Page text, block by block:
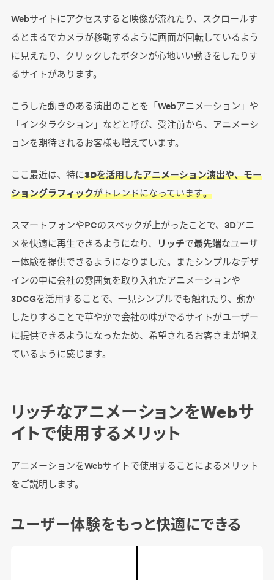
Webサイトにアクセスすると映像が流れたり、スクロールす
るとまるでカメラが移動するように画面が回転しているよう
に見えたり、クリックしたボタンが心地いい動きをしたりす
るサイトがあります。
こうした動きのある演出のことを「Webアニメーション」や
「インタラクション」などと呼び、受注前から、アニメーシ
ョンを期待されるお客様も増えています。
ここ最近は、特に3Dを活用したアニメーション演出や、モー
ショングラフィックがトレンドになっています。
スマートフォンやPCのスペックが上がったことで、3Dアニ
メを快適に再生できるようになり、
リッチで最先端なユーザ
ー体験を提供できるようになりました。またシンプルなデザ
インの中に会社の雰囲気を取り入れたアニメーションや
3DCGを活用することで、一見シンプルでも触れたり、動か
したりすることで華やかで会社の味がでるサイトがユーザー
に提供できるようになったため、希望されるお客さまが増え
ているように感じます。
リッチなアニメーションをWebサ
イトで使用するメリット
アニメーションをWebサイトで使用することによるメリット
をご説明します。
ユーザー体験をもっと快適にできる